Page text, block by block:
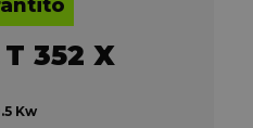
T 352 X
Kw